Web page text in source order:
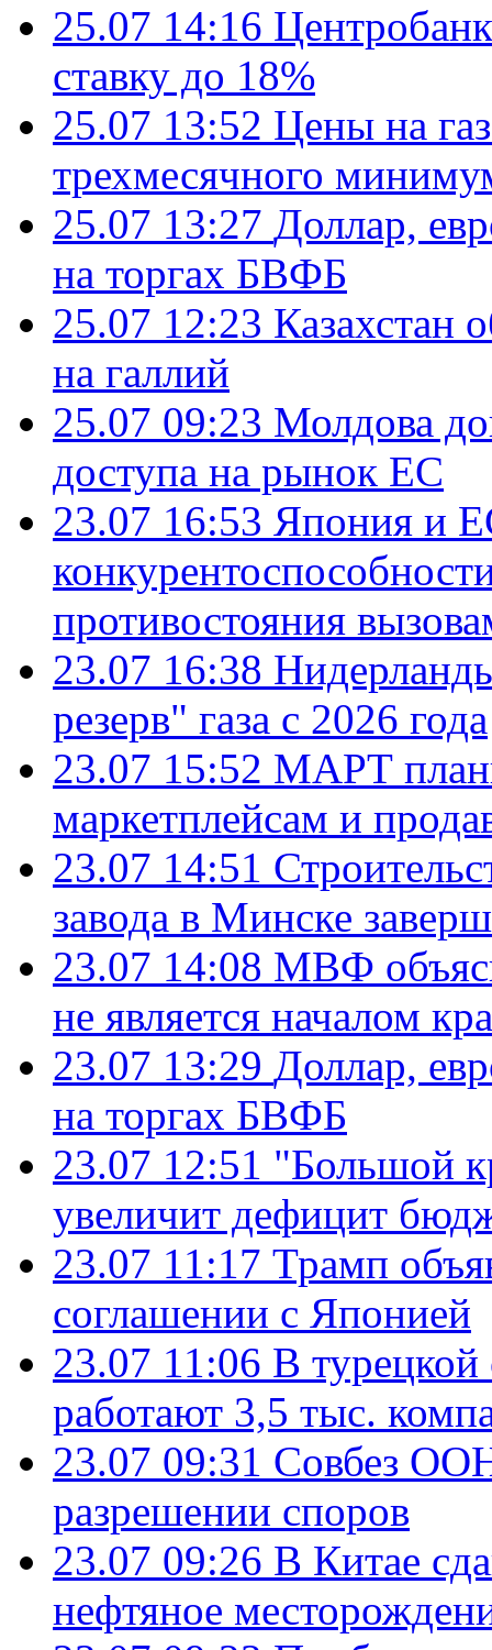
25.07 14:16
ставку до 18%
25.07 13:52 Цены на
трехмесячного
25.07 13:27 Доллар,
на торгах БВФБ
25.07 12:23 Казахстан
на галлий
25.07 09:23 Молдова
доступа на рынок ЕС
23.07 16:53 Япония и
противостояния
23.07 16:38
резерв" газа с 2026 года
23.07 15:52 МАРТ
маркетплейсам и
23.07 14:51
завода в Минске
23.07 14:08 МВФ
не является началом
23.07 13:29 Доллар,
на торгах БВФБ
23.07 12:51 "Большой
увеличит дефицит
23.07 11:17 Трамп
соглашении с Японией
23.07 11:06 В
работают 3,5 тыс.
23.07 09:31 Совбез
разрешении споров
23.07 09:26 В Китае
нефтяное